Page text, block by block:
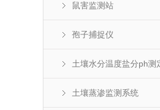
鼠害监测站
孢子捕捉仪
土壤水分温度盐分ph测
土壤蒸渗监测系统